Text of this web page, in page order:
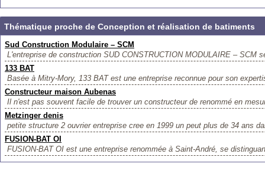
Thématique proche de Conception et réalisation de batiments
Sud Construction Modulaire – SCM
L'entreprise de construction SUD CONSTRUCTION MODULAIRE – SCM
133 BAT
Basée à Mitry-Mory, 133 BAT est une entreprise reconnue pour son
Constructeur maison Aubenas
Il n'est pas souvent facile de trouver un constructeur de renommé en
Metzinger denis
petite structure 2 ouvrier entreprise cree en 1999 un peut plus de 34 ans
FUSION-BAT OI
FUSION-BAT OI est une entreprise renommée à Saint-André, se